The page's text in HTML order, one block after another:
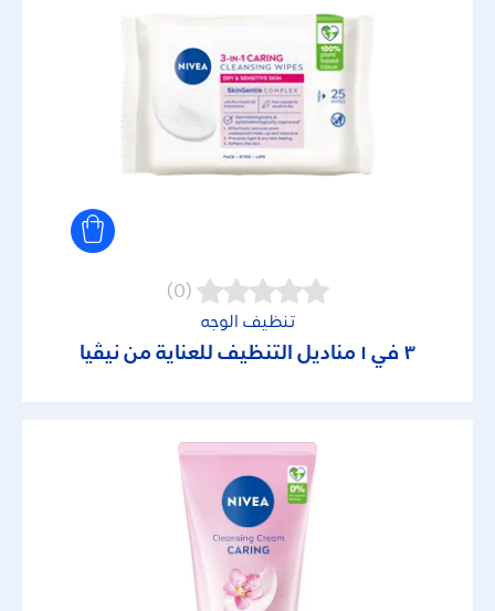
(0)
تنظيف الوجه
٣ في ١ مناديل التنظيف للعناية من نيڤيا